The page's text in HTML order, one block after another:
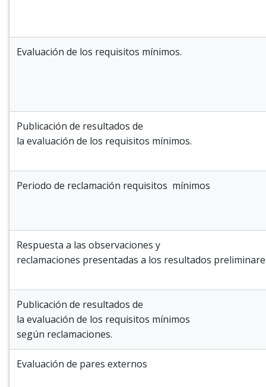
Evaluación de los requisitos mínimos.
Publicación de resultados de
la evaluación de los requisitos mínimos.
Periodo de reclamación requisitos mínimos
Respuesta a las observaciones y
reclamaciones presentadas a los resultados
Publicación de resultados de
la evaluación de los requisitos mínimos
según reclamaciones.
Evaluación de pares externos